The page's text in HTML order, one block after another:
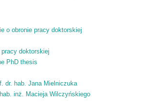
o obronie pracy doktorskiej
doktorskiej
PhD thesis
dr. hab. Jana Mielniczuka
inż. Macieja Wilczyńskiego